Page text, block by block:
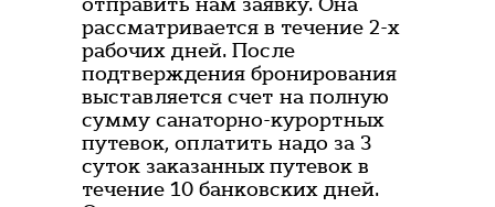
рассматривается в течение 2-х
рабочих дней. После
подтверждения бронирования
выставляется счет на полную
сумму санаторно-курортных
путевок, оплатить надо за 3
суток заказанных путевок в
течение 10 банковских дней.